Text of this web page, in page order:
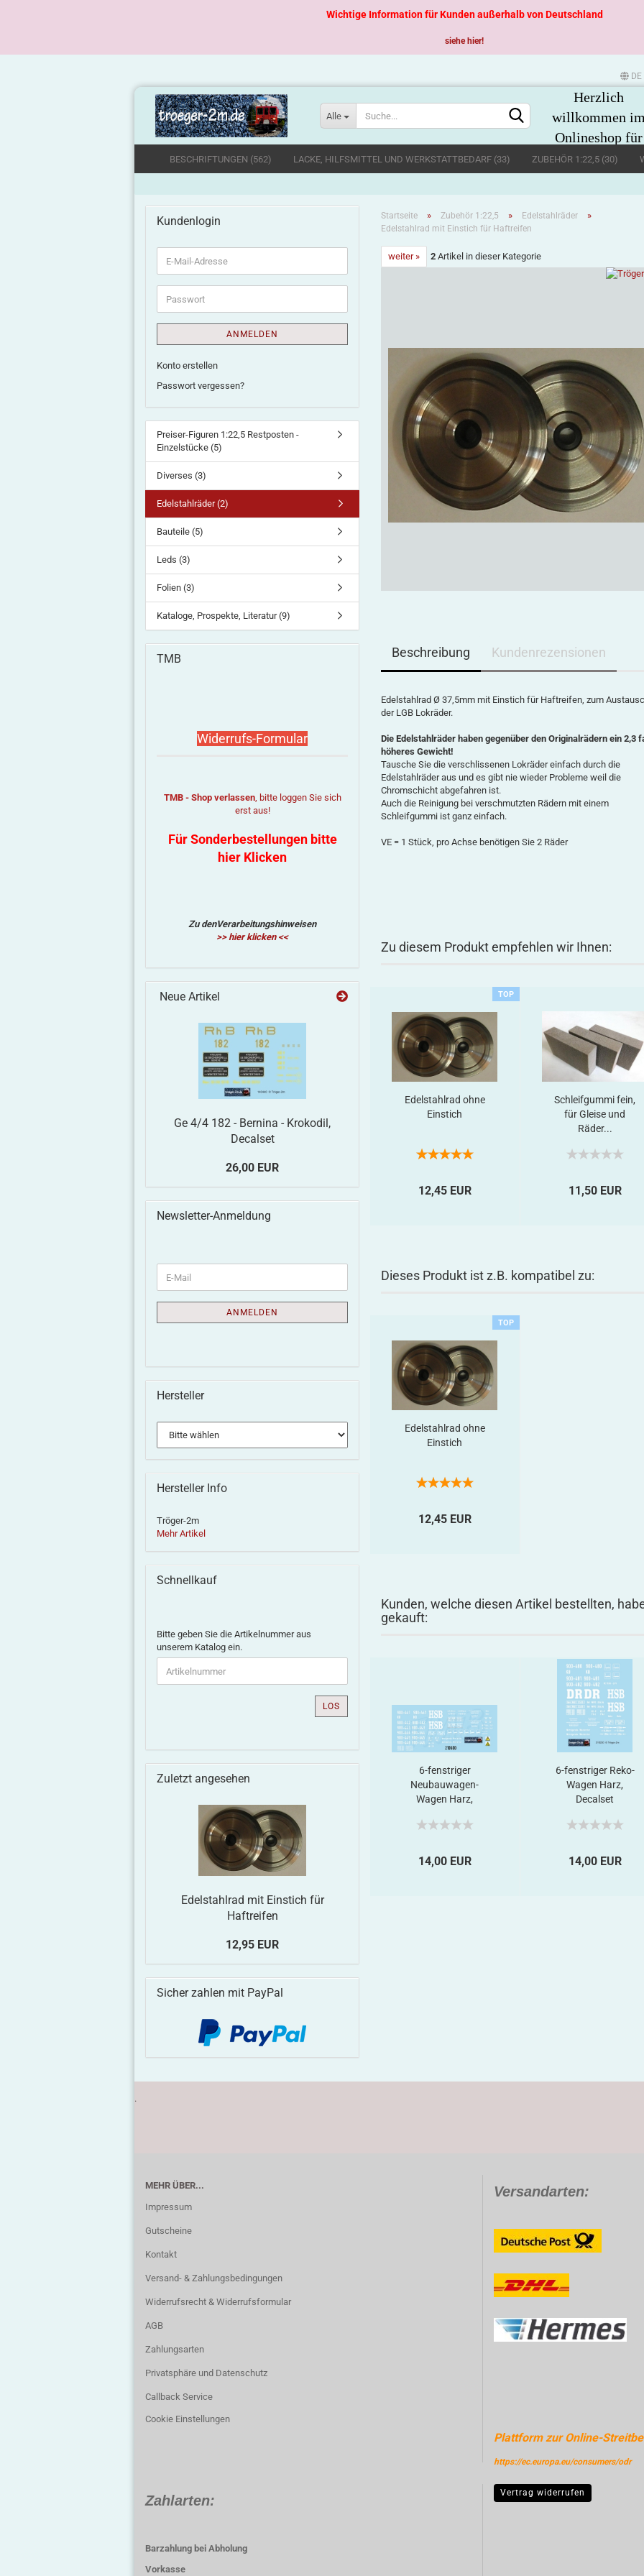
DE
Sprache auswählen
Alle
Herzlich
willkommen im
Onlineshop für
große
Spurweiten
Wichtige Information für Kunden außerhalb von Deutschland
siehe hier!
BESCHRIFTUNGEN (562) LACKE, HILFSMITTEL UND WERKSTATTBEDARF (33) ZUBEHÖR 1:22,5 (30)
Startseite » Zubehör 1:22,5 » Edelstahlräder »
Edelstahlrad mit Einstich für Haftreifen
weiter » 2 Artikel in dieser Kategorie
Beschreibung Kundenrezensionen
Edelstahlrad Ø 37,5mm mit Einstich für Haftreifen, zum
der LGB Lokräder.
Die Edelstahlräder haben gegenüber den Originalrädern ein 2,3
höheres Gewicht!
Tausche Sie die verschlissenen Lokräder einfach durch die
Edelstahlräder aus und es gibt nie wieder Probleme weil die
Chromschicht abgefahren ist.
Auch die Reinigung bei verschmutzten Rädern mit einem
Schleifgummi ist ganz einfach.
VE = 1 Stück, pro Achse benötigen Sie 2 Räder
Zu diesem Produkt empfehlen wir Ihnen:
TOP
Edelstahlrad ohne
Einstich
12,45 EUR
Schleifgummi fein,
für Gleise und
Räder...
11,50 EUR
Dieses Produkt ist z.B. kompatibel zu:
TOP
Edelstahlrad ohne
Einstich
12,45 EUR
Kunden, welche diesen Artikel bestellten,
gekauft:
6-fenstriger
Neubauwagen-
Wagen Harz,
14,00 EUR
6-fenstriger Reko-
Wagen Harz,
Decalset
14,00 EUR
Kundenlogin
ANMELDEN
Konto erstellen
Passwort vergessen?
Preiser-Figuren 1:22,5 Restposten -
Einzelstücke (5)
Diverses (3)
Edelstahlräder (2)
Bauteile (5)
Leds (3)
Folien (3)
Kataloge, Prospekte, Literatur (9)
TMB
Widerrufs-Formular
TMB - Shop verlassen, bitte loggen Sie sich
erst aus!
Für Sonderbestellungen bitte
hier Klicken
Zu denVerarbeitungshinweisen
>> hier klicken <<
Neue Artikel
Ge 4/4 182 - Bernina - Krokodil,
Decalset
26,00 EUR
Newsletter-Anmeldung
ANMELDEN
Hersteller
Hersteller Info
Tröger-2m
Mehr Artikel
Schnellkauf
Bitte geben Sie die Artikelnummer aus
unserem Katalog ein.
LOS
Zuletzt angesehen
Edelstahlrad mit Einstich für
Haftreifen
12,95 EUR
Sicher zahlen mit PayPal
.
MEHR ÜBER...
Impressum
Gutscheine
Kontakt
Versand- & Zahlungsbedingungen
Widerrufsrecht & Widerrufsformular
AGB
Zahlungsarten
Privatsphäre und Datenschutz
Callback Service
Cookie Einstellungen
Versandarten:
Plattform zur Online-
https://ec.europa.eu/consumers/odr
Zahlarten:
Barzahlung bei Abholung
Vorkasse
Vertrag widerrufen